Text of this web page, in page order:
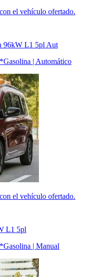
el vehículo ofertado.
96kW L1 5pl Aut
Gasolina | Automático
el vehículo ofertado.
L1 5pl
Gasolina | Manual